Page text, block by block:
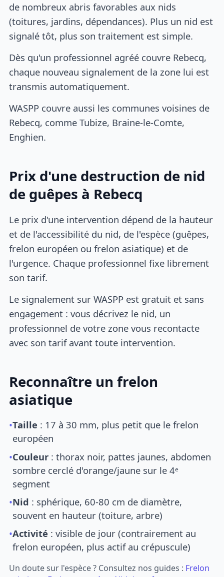
de nombreux abris favorables aux nids
(toitures, jardins, dépendances). Plus un nid est
signalé tôt, plus son traitement est simple.
Dès qu'un professionnel agréé couvre Rebecq,
chaque nouveau signalement de la zone lui est
transmis automatiquement.
WASPP couvre aussi les communes voisines de
Rebecq, comme Tubize, Braine-le-Comte,
Enghien.
Prix d'une destruction de nid
de guêpes à Rebecq
Le prix d'une intervention dépend de la hauteur
et de l'accessibilité du nid, de l'espèce (guêpes,
frelon européen ou frelon asiatique) et de
l'urgence. Chaque professionnel fixe librement
son tarif.
Le signalement sur WASPP est gratuit et sans
engagement : vous décrivez le nid, un
professionnel de votre zone vous recontacte
avec son tarif avant toute intervention.
Reconnaître un frelon
asiatique
•Taille : 17 à 30 mm, plus petit que le frelon
européen
•Couleur : thorax noir, pattes jaunes, abdomen
sombre cerclé d'orange/jaune sur le 4ᵉ
segment
•Nid : sphérique, 60-80 cm de diamètre,
souvent en hauteur (toiture, arbre)
•Activité : visible de jour (contrairement au
frelon européen, plus actif au crépuscule)
Un doute sur l'espèce ? Consultez nos guides : Frelon